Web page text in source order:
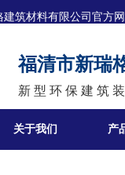
新 型 环 保 建 筑
福清市新瑞
筑材料有限公司官方网
关于我们 产